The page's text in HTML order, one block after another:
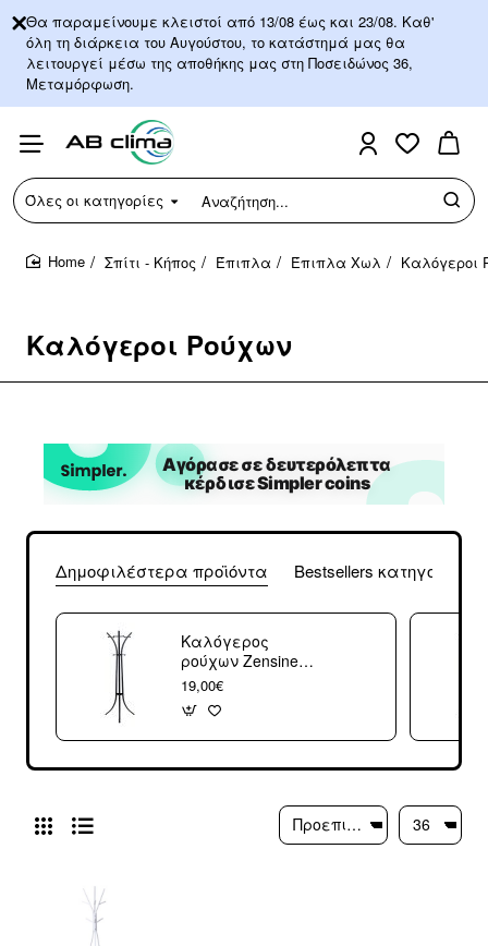
Θα παραμείνουμε κλειστοί από 13/08 έως και 23/08. Καθ'
όλη τη διάρκεια του Αυγούστου, το κατάστημά μας θα
λειτουργεί μέσω της αποθήκης μας στη Ποσειδώνος 36,
Μεταμόρφωση.
Όλες οι κατηγορίες
Αναζήτηση...
Καλόγεροι Ρούχων
Σπίτι - Κήπος Έπιπλα Έπιπλα Χωλ Καλόγεροι
Δημοφιλέστερα προϊόντα Bestsellers κατηγορίας
Καλόγερος
ρούχων Zensine
pakoworld
μέταλλο σε
μαύρη απόχρωση
51x63x175εκ
19,00€